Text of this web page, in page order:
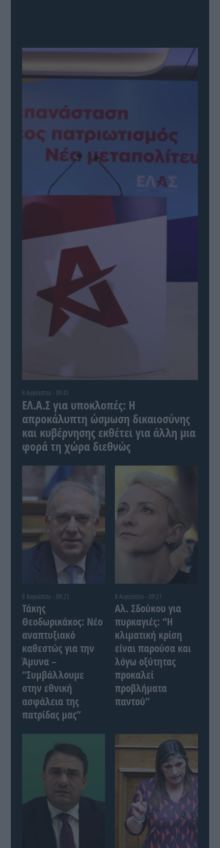
8 Αυγούστου - 09:41
ΕΛ.Α.Σ για υποκλοπές: Η
απροκάλυπτη ώσμωση δικαιοσύνης
και κυβέρνησης εκθέτει για άλλη μια
φορά τη χώρα διεθνώς
8 Αυγούστου - 09:23
Τάκης
Θεοδωρικάκος: Νέο
αναπτυξιακό
καθεστώς για την
Άμυνα –
“Συμβάλλουμε
στην εθνική
ασφάλεια της
πατρίδας μας”
8 Αυγούστου - 09:21
Αλ. Σδούκου για
πυρκαγιές: “Η
κλιματική κρίση
είναι παρούσα και
λόγω οξύτητας
προκαλεί
προβλήματα
παντού”